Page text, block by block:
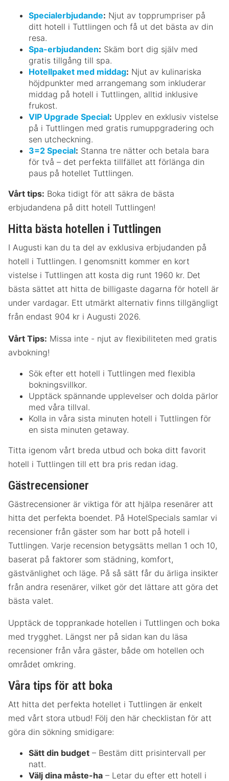
Specialerbjudande: Njut av topprumpriser på
ditt hotell i Tuttlingen och få ut det bästa av din
resa.
Spa-erbjudanden: Skäm bort dig själv med
gratis tillgång till spa.
Hotellpaket med middag: Njut av kulinariska
höjdpunkter med arrangemang som inkluderar
middag på hotell i Tuttlingen, alltid inklusive
frukost.
VIP Upgrade Special: Upplev en exklusiv vistelse
på i Tuttlingen med gratis rumuppgradering och
sen utcheckning.
3=2 Special: Stanna tre nätter och betala bara
för två – det perfekta tillfället att förlänga din
paus på hotellet Tuttlingen.
Vårt tips: Boka tidigt för att säkra de bästa
erbjudandena på ditt hotell Tuttlingen!
Hitta bästa hotellen i Tuttlingen
I Augusti kan du ta del av exklusiva erbjudanden på
hotell i Tuttlingen. I genomsnitt kommer en kort
vistelse i Tuttlingen att kosta dig runt 1960 kr. Det
bästa sättet att hitta de billigaste dagarna för hotell är
under vardagar. Ett utmärkt alternativ finns tillgängligt
från endast 904 kr i Augusti 2026.
Vårt Tips: Missa inte - njut av flexibiliteten med gratis
avbokning!
Sök efter ett hotell i Tuttlingen med flexibla
bokningsvillkor.
Upptäck spännande upplevelser och dolda pärlor
med våra tillval.
Kolla in våra sista minuten hotell i Tuttlingen för
en sista minuten getaway.
Titta igenom vårt breda utbud och boka ditt favorit
hotell i Tuttlingen till ett bra pris redan idag.
Gästrecensioner
Gästrecensioner är viktiga för att hjälpa resenärer att
hitta det perfekta boendet. På HotelSpecials samlar vi
recensioner från gäster som har bott på hotell i
Tuttlingen. Varje recension betygsätts mellan 1 och 10,
baserat på faktorer som städning, komfort,
gästvänlighet och läge. På så sätt får du ärliga insikter
från andra resenärer, vilket gör det lättare att göra det
bästa valet.
Upptäck de topprankade hotellen i Tuttlingen och boka
med trygghet. Längst ner på sidan kan du läsa
recensioner från våra gäster, både om hotellen och
området omkring.
Våra tips för att boka
Att hitta det perfekta hotellet i Tuttlingen är enkelt
med vårt stora utbud! Följ den här checklistan för att
göra din sökning smidigare:
Sätt din budget – Bestäm ditt prisintervall per
natt.
Välj dina måste-ha – Letar du efter ett hotell i